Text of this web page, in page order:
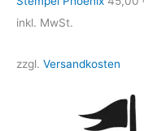
inkl. MwSt.
zzgl. Versandkosten